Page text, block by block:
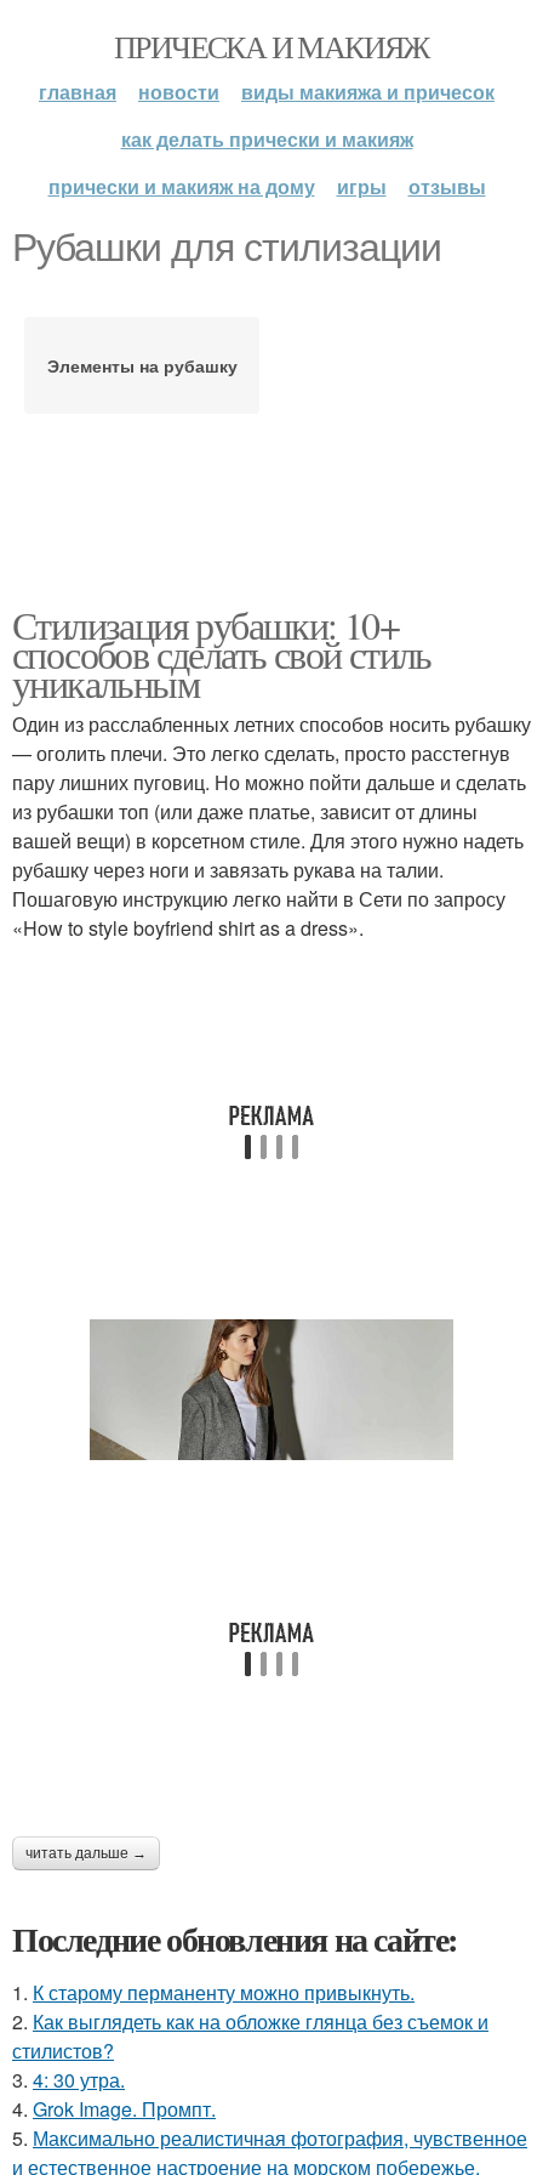
ПРИЧЕСКА И МАКИЯЖ
главная новости
виды макияжа и причесок
как делать прически и макияж
прически и макияж на дому
игры отзывы
Рубашки для стилизации
Элементы на рубашку
Стилизация рубашки: 10+
способов сделать свой стиль
уникальным
Один из расслабленных летних способов носить рубашку
— оголить плечи. Это легко сделать, просто расстегнув
пару лишних пуговиц. Но можно пойти дальше и сделать
из рубашки топ (или даже платье, зависит от длины
вашей вещи) в корсетном стиле. Для этого нужно надеть
рубашку через ноги и завязать рукава на талии.
Пошаговую инструкцию легко найти в Сети по запросу
«How to style boyfriend shirt as a dress».
читать дальше →
Последние обновления на сайте:
1. К старому перманенту можно привыкнуть.
2. Как выглядеть как на обложке глянца без съемок и
стилистов?
3. 4: 30 утра.
4. Grok Image. Промпт.
5. Максимально реалистичная фотография, чувственное
и естественное настроение на морском побережье.